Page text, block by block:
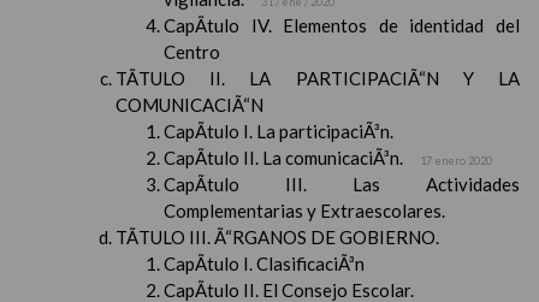
CapÃ­tulo IV. Elementos de identidad del
Centro
TÃTULO II. LA PARTICIPACIÃ“N Y LA
COMUNICACIÃ“N
CapÃ­tulo I. La participaciÃ³n.
CapÃ­tulo II. La comunicaciÃ³n.
17 enero 2020
CapÃ­tulo III. Las Actividades
Complementarias y Extraescolares.
TÃTULO III. Ã“RGANOS DE GOBIERNO.
CapÃ­tulo I. ClasificaciÃ³n
CapÃ­tulo II. El Consejo Escolar.